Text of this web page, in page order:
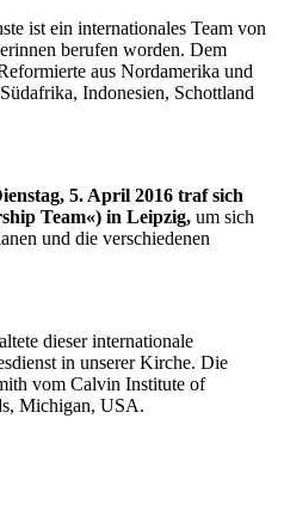
ist ein internationales Team von
berufen worden. Dem
aus Nordamerika und
Indonesien, Schottland
5. April 2016 traf sich
Team«) in Leipzig, um sich
und die verschiedenen
dieser internationale
in unserer Kirche. Die
vom Calvin Institute of
Michigan, USA.